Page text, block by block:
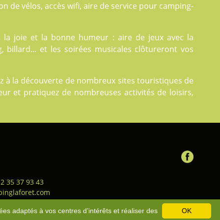
de vélos, accès wifi, aire de service pour camping-
la joie et la bonne humeur : aire de jeux avec la
billard... et les soirées musicales clôtureront vos
la découverte de nombreux sites touristiques de
et pratiquez de nombreuses activités de loisirs,
35 37 93 43
générale de vente -Bons
OK
adaptés à vos centres d’intérêts et réaliser des